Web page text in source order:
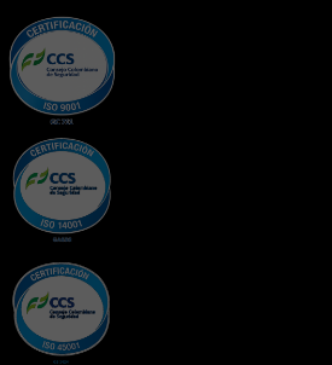
optimización de producción,
de activos y
(SIMOPS), con
visualización geoespacial
en tiempo real con resolución
funcionalidades avanzadas de
que permiten a los equipos
tendencias críticas y tomar
inmediatas.